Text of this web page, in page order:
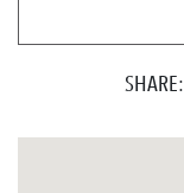
SHARE: